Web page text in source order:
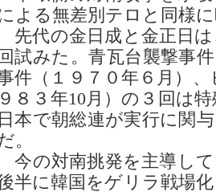
よる無差別テロと同様
先代の金日成と金正日
回試みた。青瓦台襲撃事
件（１９７０年６月）
９８３年10月）の３回は
日本で朝総連が実行に関
。
今の対南挑発を主導し
半に韓国をゲリラ戦場